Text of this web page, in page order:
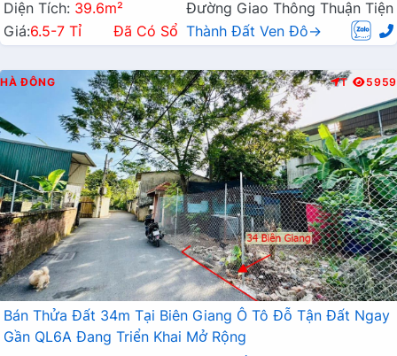
Diện Tích: 39.6m²
Đường Giao Thông Thuận Tiện
Giá:6.5-7 Tỉ Đã Có Sổ Thành Đất Ven Đô→
HÀ ĐÔNG T 5959
Bán Thửa Đất 34m Tại Biên Giang Ô Tô Đỗ Tận Đất Ngay
Gần QL6A Đang Triển Khai Mở Rộng